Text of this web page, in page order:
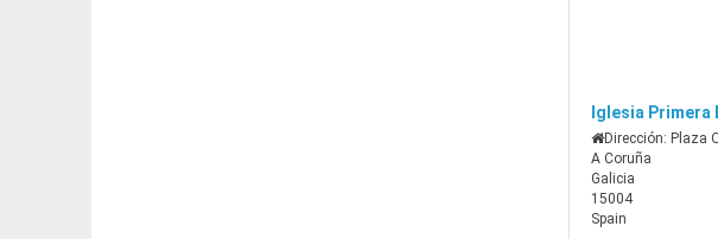
Iglesia
Dirección: Plaza
A Coruña
Galicia
15004
Spain